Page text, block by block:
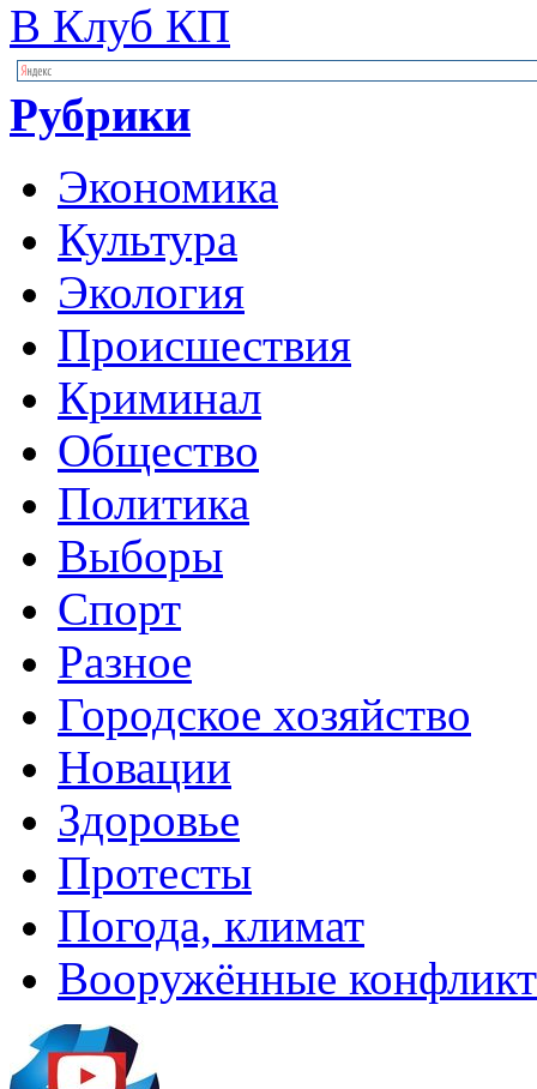
В Клуб КП
Рубрики
Экономика
Культура
Экология
Происшествия
Криминал
Общество
Политика
Выборы
Спорт
Разное
Городское хозяйство
Новации
Здоровье
Протесты
Погода, климат
Вооружённые